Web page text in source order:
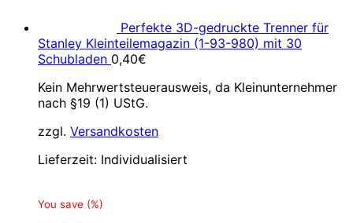
Perfekte 3D-gedruckte Trenner für
Stanley Kleinteilemagazin (1-93-980) mit 30
Schubladen 0,40€
Kein Mehrwertsteuerausweis, da Kleinunternehmer
nach §19 (1) UStG.
zzgl. Versandkosten
Lieferzeit: Individualisiert
You save (%)